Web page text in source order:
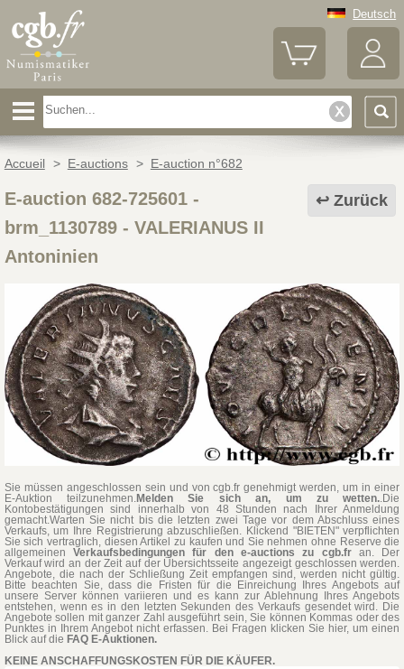
Deutsch
Accueil > E-auctions > E-auction n°682
Zurück
E-auction 682-725601 -
brm_1130789- VALERIANUS II
Antoninien
Sie müssen angeschlossen sein und von cgb.fr genehmigt werden, um in einer
E-Auktion teilzunehmen.Melden Sie sich an, um zu wetten..Die
Kontobestätigungen sind innerhalb von 48 Stunden nach Ihrer Anmeldung
gemacht.Warten Sie nicht bis die letzten zwei Tage vor dem Abschluss eines
Verkaufs, um Ihre Registrierung abzuschließen. Klickend "BIETEN" verpflichten
Sie sich vertraglich, diesen Artikel zu kaufen und Sie nehmen ohne Reserve die
allgemeinenVerkaufsbedingungen für den e-auctions zu cgb.fran. Der
Verkauf wird an der Zeit auf der Übersichtsseite angezeigt geschlossen werden.
Angebote, die nach der Schließung Zeit empfangen sind, werden nicht gültig.
Bitte beachten Sie, dass die Fristen für die Einreichung Ihres Angebots auf
unsere Server können variieren und es kann zur Ablehnung Ihres Angebots
entstehen, wenn es in den letzten Sekunden des Verkaufs gesendet wird. Die
Angebote sollen mit ganzer Zahl ausgeführt sein, Sie können Kommas oder des
Punktes in Ihrem Angebot nicht erfassen. Bei Fragen klicken Sie hier, um einen
Blick auf die FAQ E-Auktionen.
KEINE ANSCHAFFUNGSKOSTEN FÜR DIE KÄUFER.